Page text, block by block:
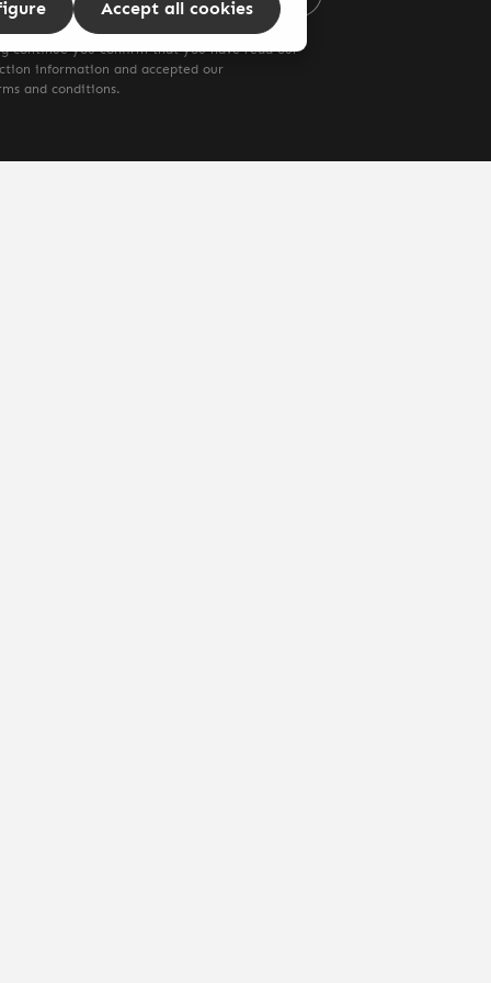
continue you confirm that you have read our
information and accepted our
and conditions.
Accept all cookies